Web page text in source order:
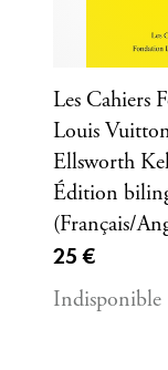
Les Cahiers
Louis
Ellsworth
Édition
(Français/
Prix ​​actuel
25 €
Indisponible